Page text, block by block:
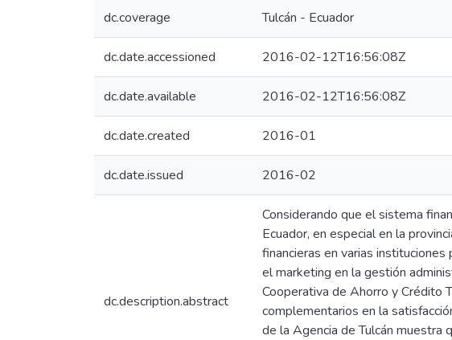
dc.coverage Tulcán - Ecuador
dc.date.accessioned 2016-02-12T16:56:08Z
dc.date.available 2016-02-12T16:56:08Z
dc.date.created 2016-01
dc.date.issued 2016-02
dc.description.abstract
Considerando que el sistema
Ecuador, en especial en la
financieras en varias
el marketing en la gestión
Cooperativa de Ahorro y Crédito
complementarios en la
de la Agencia de Tulcán muestra